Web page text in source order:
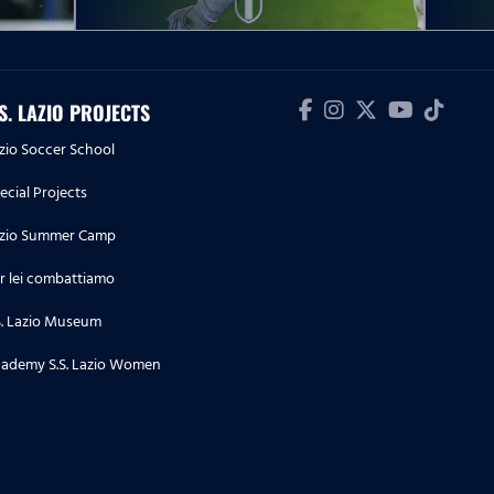
Coppa Italia Frecciarossa |
Atalanta-Lazio, la conferenza pre
partita di mister Sarri
13.04.26
LAZIO PROJECTS
Soccer School
Projects
Summer Camp
lei combattiamo
Lazio Museum
S.S. Lazio Women